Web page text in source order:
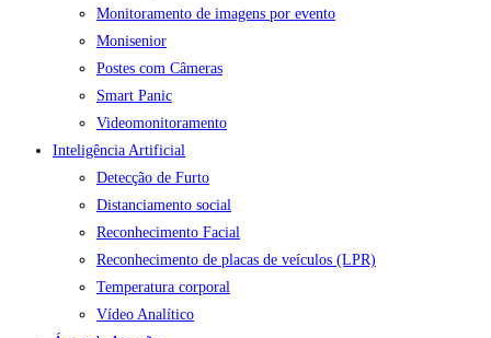
Monitoramento de imagens por evento
Monisenior
Postes com Câmeras
Smart Panic
Videomonitoramento
Inteligência Artificial
Detecção de Furto
Distanciamento social
Reconhecimento Facial
Reconhecimento de placas de veículos (LPR)
Temperatura corporal
Vídeo Analítico